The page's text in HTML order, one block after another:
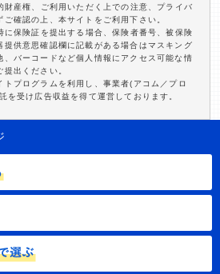
産権、ご利用いただく上での注意、プライバ
確認の上、本サイトをご利用下さい。
保険証を提出する場合、保険者番号、被保険
提供意思確認欄に記載がある場合はマスキング
、バーコードなど個人情報にアクセス可能な情
出ください。
プログラムを利用し、事業者(アコム／プロ
を受け広告収益を得て運営しております。